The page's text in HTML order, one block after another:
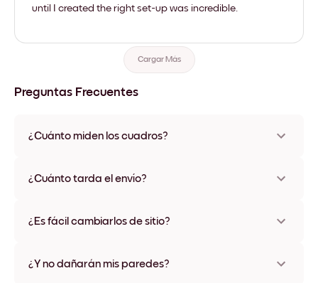
until I created the right set-up was incredible.
Cargar Más
Preguntas Frecuentes
¿Cuánto miden los cuadros?
varios materiales y colores de marco, incluidas opciones sin
¿Cuánto tarda el envío?
disponibles en algunos países. Te enviaremos un número de
¿Es fácil cambiarlos de sitio?
ningún daño
¿Y no dañarán mis paredes?